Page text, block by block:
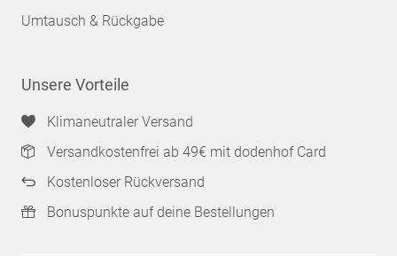
Umtausch & Rückgabe
Unsere Vorteile
Klimaneutraler Versand
Versandkostenfrei ab 49€ mit dodenhof Card
Kostenloser Rückversand
Bonuspunkte auf deine Bestellungen